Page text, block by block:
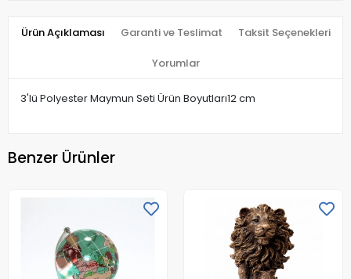
Ürün Açıklaması Garanti ve Teslimat Taksit Seçenekleri
Yorumlar
3'lü Polyester Maymun Seti Ürün Boyutları12 cm
Benzer Ürünler